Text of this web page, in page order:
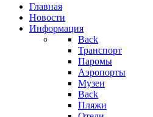
Главная
Новости
Информация
Back
Транспорт
Паромы
Аэропорты
Музеи
Back
Пляжи